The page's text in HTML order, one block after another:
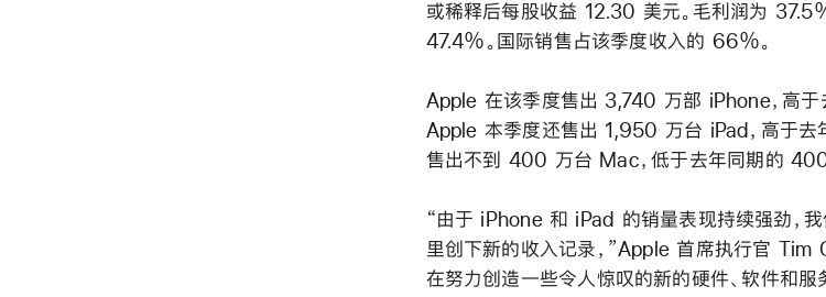
或稀释后每股收益 12.30 美元。毛利润为 37.5
47.4％。国际销售占该季度收入的 66％。
Apple 在该季度售出 3,740 万部 iPhone，高于
Apple 本季度还售出 1,950 万台 iPad，高于去
售出不到 400 万台 Mac，低于去年同期的 400
“由于 iPhone 和 iPad 的销量表现持续强劲，
里创下新的收入记录，”Apple 首席执行官 Tim
在努力创造一些令人惊叹的新的硬件、软件和服